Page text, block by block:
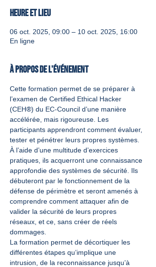
Heure et lieu
06 oct. 2025, 09:00 – 10 oct. 2025, 16:00
En ligne
À propos de l'événement
Cette formation permet de se préparer à
l’examen de Certified Ethical Hacker
(CEH®) du EC-Council d’une manière
accélérée, mais rigoureuse. Les
participants apprendront comment évaluer,
tester et pénétrer leurs propres systèmes.
À l’aide d’une multitude d’exercices
pratiques, ils acquerront une connaissance
approfondie des systèmes de sécurité. Ils
débuteront par le fonctionnement de la
défense de périmètre et seront amenés à
comprendre comment attaquer afin de
valider la sécurité de leurs propres
réseaux, et ce, sans créer de réels
dommages.
La formation permet de décortiquer les
différentes étapes qu’implique une
intrusion, de la reconnaissance jusqu’à